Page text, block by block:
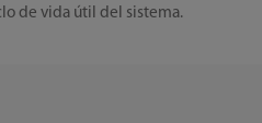
de vida útil del sistema.